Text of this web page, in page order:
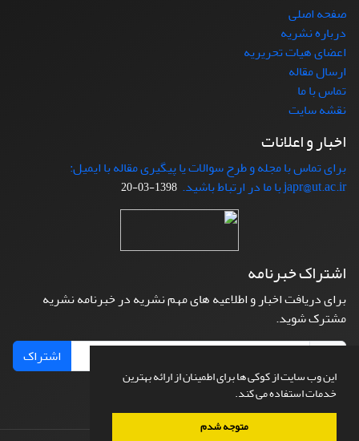
این وب سایت از کوکی ها برای اطمینان از ارائه بهترین
خدمات استفاده می کند.
متوجه شدم
صفحه اصلی
درباره نشریه
اعضای هیات تحریریه
ارسال مقاله
تماس با ما
نقشه سایت
اخبار و اعلانات
برای تماس با مجله و طرح سوالات یا پیگیری مقاله با ایمیل:
japr@ut.ac.ir با ما در ارتباط باشید.
1398-03-20
اشتراک خبرنامه
برای دریافت اخبار و اطلاعیه های مهم نشریه در خبرنامه نشریه
مشترک شوید.
اشتراک